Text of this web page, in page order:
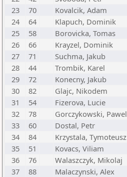
23
70 Kovalcik, Adam
24
64 Klapuch, Dominik
25
58 Borovicka, Tomas
26
66 Krayzel, Dominik
27
71 Suchma, Jakub
28
44 Trombik, Karel
29
72 Konecny, Jakub
30
82 Glajc, Nikodem
31
54 Fizerova, Lucie
32
78 Gorczykowski, Pawel
33
60 Dostal, Petr
34
84 Krzystala, Tymoteusz
35
51 Kovacs, Viliam
36
76 Walaszczyk, Mikolaj
37
88 Malaczynski, Alex